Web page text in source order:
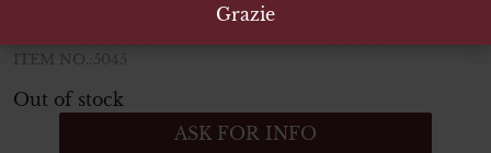
NO BUTTONS – COLLAR TABS INCLUDED (TO BE SEWN)
ITEM NO.:5045
Out of stock
ASK FOR INFO
Grazie
Grazie